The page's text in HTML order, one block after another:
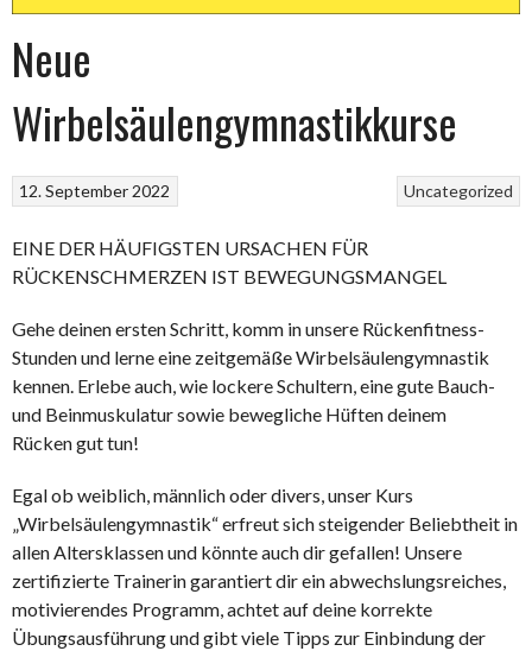
Neue
Wirbelsäulengymnastikkurse
Uncategorized
12. September 2022
EINE DER HÄUFIGSTEN URSACHEN FÜR
RÜCKENSCHMERZEN IST BEWEGUNGSMANGEL
Gehe deinen ersten Schritt, komm in unsere Rückenfitness-
Stunden und lerne eine zeitgemäße Wirbelsäulengymnastik
kennen. Erlebe auch, wie lockere Schultern, eine gute Bauch-
und Beinmuskulatur sowie bewegliche Hüften deinem
Rücken gut tun!
Egal ob weiblich, männlich oder divers, unser Kurs
„Wirbelsäulengymnastik“ erfreut sich steigender Beliebtheit in
allen Altersklassen und könnte auch dir gefallen! Unsere
zertifizierte Trainerin garantiert dir ein abwechslungsreiches,
motivierendes Programm, achtet auf deine korrekte
Übungsausführung und gibt viele Tipps zur Einbindung der